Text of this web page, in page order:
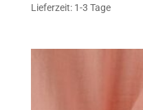
Lieferzeit: 1-3 Tage